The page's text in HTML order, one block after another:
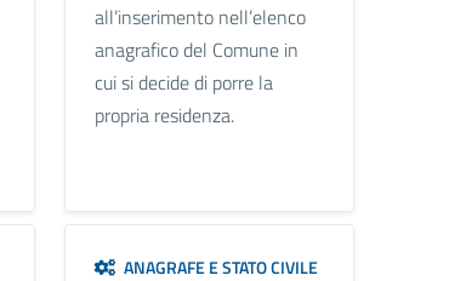
all’inserimento nell’elenco
anagrafico del Comune in
cui si decide di porre la
propria residenza.
ANAGRAFE E STATO CIVILE